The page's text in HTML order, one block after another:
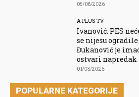
05/08/2026
A PLUS TV
Ivanović: PES
se nijesu
Đukanović je
ostvari napredak
01/08/2026
POPULARNE KATEGORIJE